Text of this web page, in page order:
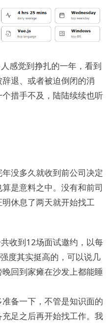
感觉到挣扎的一年，看到
退、或者被迫倒闭的消
措手不及，陆陆续续也听
没多久就收到前公司决定
是意料之中。没有和前司
休息了两天就开始找工
收到12场面试邀约，以每
度其实挺高的，可以说几
回到家瘫在沙发上都能睡
备一下，不管是知识面的
足之后再开始找工作。我